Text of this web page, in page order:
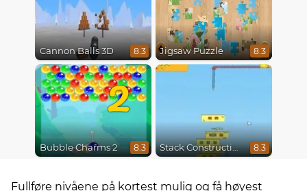
Cannon Balls 3D 8.3 Jigsaw Puzzle 8.3
2
Bubble Charms 2 8.3 Stack Construction 8.3
Fullføre nivåene på kortest mulig og få høyest